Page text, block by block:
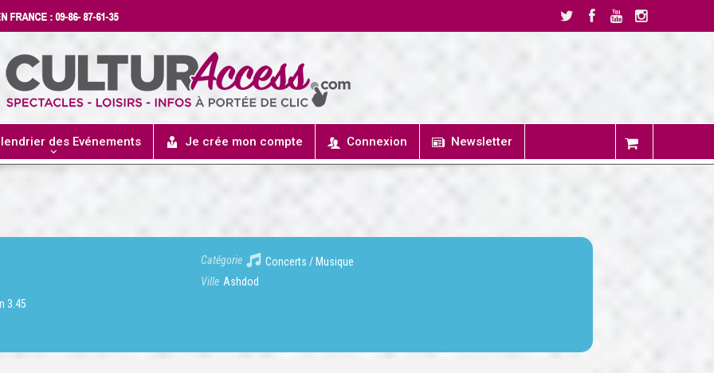
des Evénements Je crée mon compte Connexion Newsletter
3.45
Catégorie
Concerts / Musique
Ville Ashdod